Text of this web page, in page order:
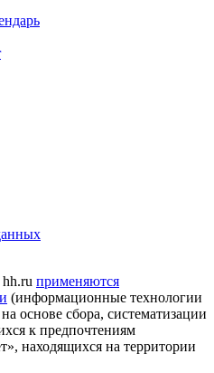
применяются
(информационные технологии
основе сбора, систематизации
к предпочтениям
находящихся на территории